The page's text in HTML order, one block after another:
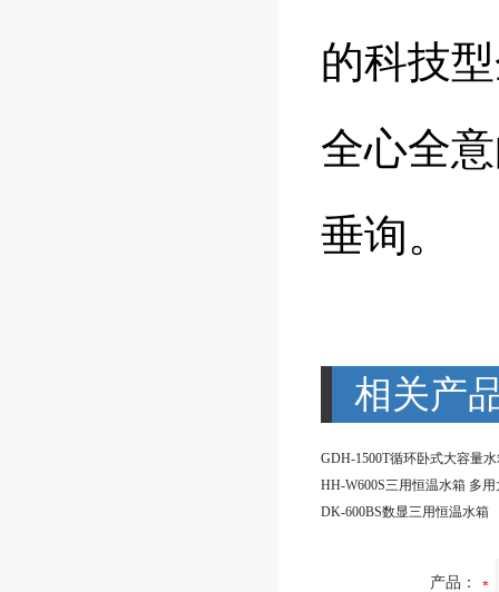
的科技
全心全
垂询。
相关产
GDH-1500T循环卧式大容量
DK-600BS数显三用恒温水箱
产品：